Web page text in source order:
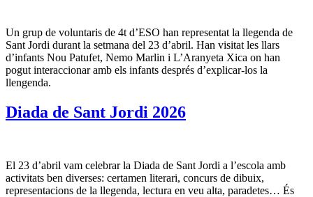
Un grup de voluntaris de 4t d’ESO han representat la llegenda de
Sant Jordi durant la setmana del 23 d’abril. Han visitat les llars
d’infants Nou Patufet, Nemo Marlin i L’Aranyeta Xica on han
pogut interaccionar amb els infants després d’explicar-los la
llengenda.
Diada de Sant Jordi 2026
El 23 d’abril vam celebrar la Diada de Sant Jordi a l’escola amb
activitats ben diverses: certamen literari, concurs de dibuix,
representacions de la llegenda, lectura en veu alta, paradetes… És